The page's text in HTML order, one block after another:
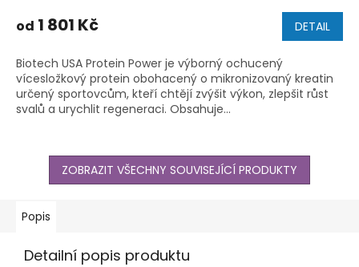
M
A
od 1 801 Kč DETAIL
Biotech USA Protein Power je výborný ochucený
vícesložkový protein obohacený o mikronizovaný kreatin
určený sportovcům, kteří chtějí zvýšit výkon, zlepšit růst
svalů a urychlit regeneraci. Obsahuje...
ZOBRAZIT VŠECHNY SOUVISEJÍCÍ PRODUKTY
Popis
Detailní popis produktu